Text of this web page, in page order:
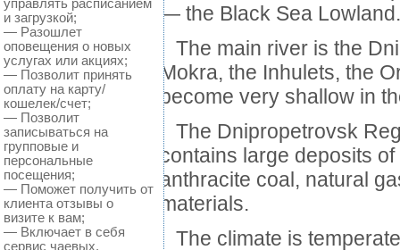
— the Black Sea Lowland.
The main river is the
Mokra, the Inhulets, the
become very shallow in
The Dnipropetrovsk
contains large deposits
anthracite coal, natural
materials.
The climate is
и загрузкой;
— Разошлет
оповещения о новых
услугах или акциях;
— Позволит принять
оплату на карту/
кошелек/счет;
— Позволит
записываться на
групповые и
персональные
посещения;
— Поможет получить от
клиента отзывы о
визите к вам;
— Включает в себя
сервис чаевых.